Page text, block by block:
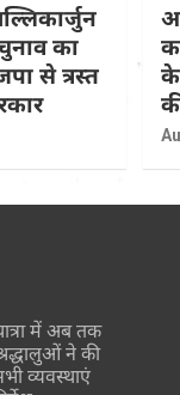
का
से त्रस्त
के
में अब तक
ने की
व्यवस्थाएं